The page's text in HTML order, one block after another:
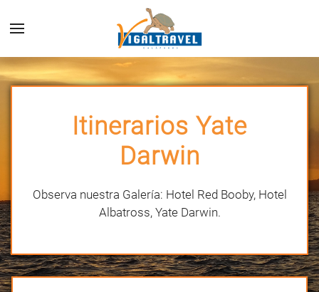
Itinerarios Yate
Darwin
Observa nuestra Galería: Hotel Red Booby, Hotel
Albatross, Yate Darwin.